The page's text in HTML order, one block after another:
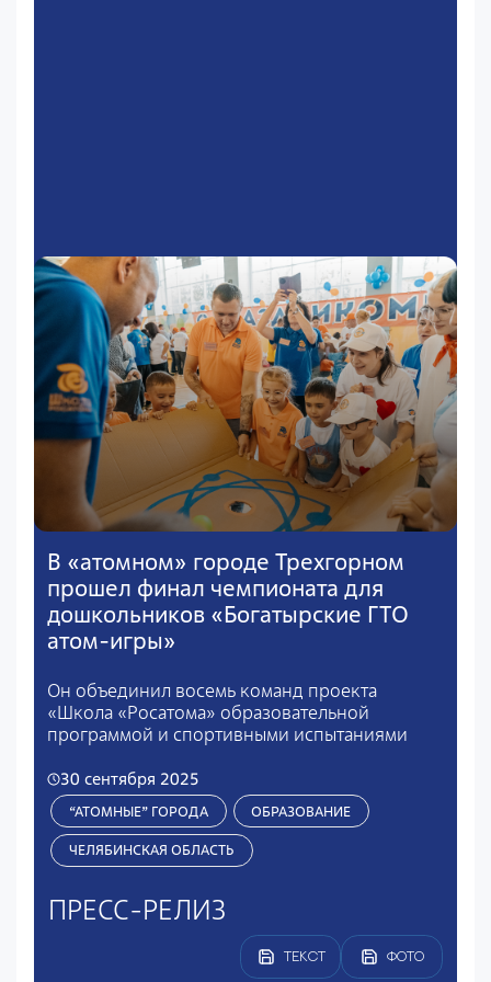
В «атомном» городе Трехгорном
прошел финал чемпионата для
дошкольников «Богатырские ГТО
атом-игры»
Он объединил восемь команд проекта
«Школа «Росатома» образовательной
программой и спортивными испытаниями
30 сентября 2025
“АТОМНЫЕ” ГОРОДА ОБРАЗОВАНИЕ
ЧЕЛЯБИНСКАЯ ОБЛАСТЬ
ПРЕСС-РЕЛИЗ
ТЕКСТ ФОТО